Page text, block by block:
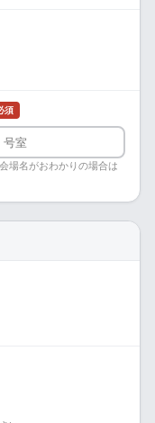
須
場名がおわかりの場合は